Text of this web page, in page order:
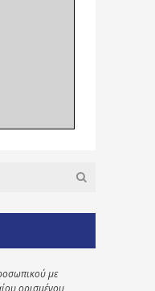
με
ορισμένου